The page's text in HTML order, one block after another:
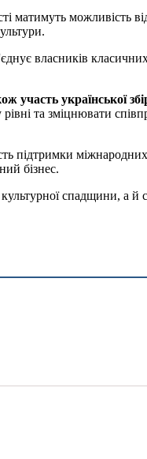
матимуть можливість
власників
участь української
та зміцнювати
підтримки
бізнес.
спадщини, а й